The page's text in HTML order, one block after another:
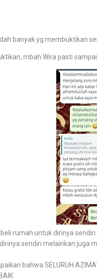
banyak yg membuktikan
mbah Wira pasti
beli rumah untuk dirinya
sendiri melainkan juga
bahwa SELURUH